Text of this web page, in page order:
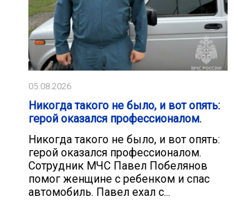
05.08.2026
Никогда такого не было, и вот опять:
герой оказался профессионалом.
Никогда такого не было, и вот опять:
герой оказался профессионалом.
Сотрудник МЧС Павел Побелянов
помог женщине с ребенком и спас
автомобиль. Павел ехал с...